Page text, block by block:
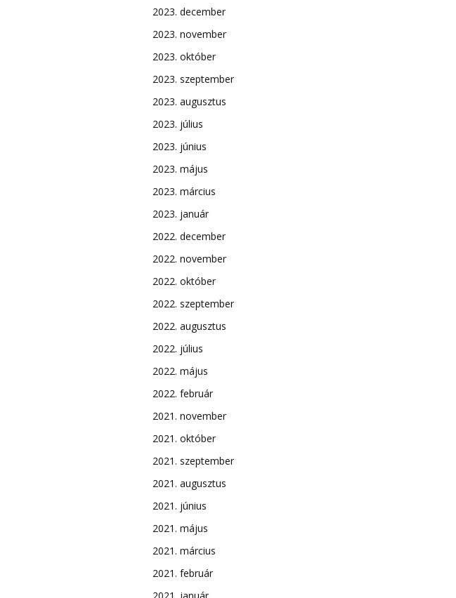
2023. december
2023. november
2023. október
2023. szeptember
2023. augusztus
2023. július
2023. június
2023. május
2023. március
2023. január
2022. december
2022. november
2022. október
2022. szeptember
2022. augusztus
2022. július
2022. május
2022. február
2021. november
2021. október
2021. szeptember
2021. augusztus
2021. június
2021. május
2021. március
2021. február